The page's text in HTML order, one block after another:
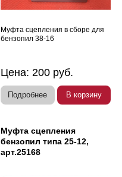
Муфта сцепления в сборе для
бензопил 38-16
Цена:200 руб.
Подробнее В корзину
Муфта сцепления
бензопил типа 25-12,
арт.25168